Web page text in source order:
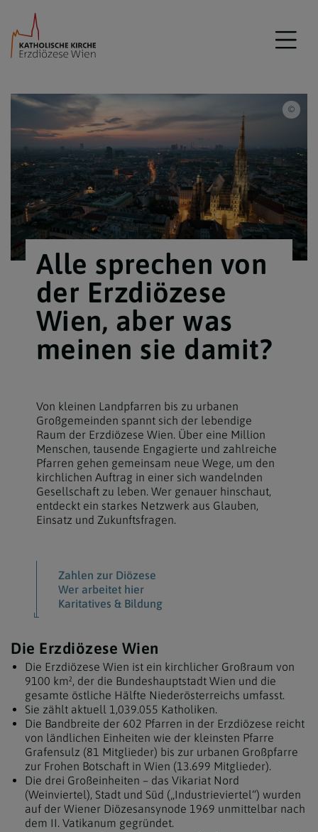
Alle sprechen von
der Erzdiözese
Wien, aber was
meinen sie damit?
Von kleinen Landpfarren bis zu urbanen
Großgemeinden spannt sich der lebendige
Raum der Erzdiözese Wien. Über eine Million
Menschen, tausende Engagierte und zahlreiche
Pfarren gehen gemeinsam neue Wege, um den
kirchlichen Auftrag in einer sich wandelnden
Gesellschaft zu leben. Wer genauer hinschaut,
entdeckt ein starkes Netzwerk aus Glauben,
Einsatz und Zukunftsfragen.
Zahlen zur Diözese
Wer arbeitet hier
Karitatives & Bildung
Die Erzdiözese Wien
Die Erzdiözese Wien ist ein kirchlicher Großraum von
9100 km², der die Bundeshauptstadt Wien und die
gesamte östliche Hälfte Niederösterreichs umfasst.
Sie zählt aktuell 1,039.055 Katholiken.
Die Bandbreite der 602 Pfarren in der Erzdiözese reicht
von ländlichen Einheiten wie der kleinsten Pfarre
Grafensulz (81 Mitglieder) bis zur urbanen Großpfarre
zur Frohen Botschaft in Wien (13.699 Mitglieder).
Die drei Großeinheiten – das Vikariat Nord
(Weinviertel), Stadt und Süd („Industrieviertel“) wurden
auf der Wiener Diözesansynode 1969 unmittelbar nach
dem II. Vatikanum gegründet.